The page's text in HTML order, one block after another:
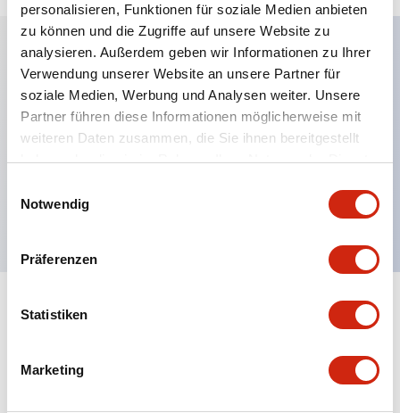
personalisieren, Funktionen für soziale Medien anbieten
zu können und die Zugriffe auf unsere Website zu
analysieren. Außerdem geben wir Informationen zu Ihrer
Verwendung unserer Website an unsere Partner für
soziale Medien, Werbung und Analysen weiter. Unsere
Partner führen diese Informationen möglicherweise mit
weiteren Daten zusammen, die Sie ihnen bereitgestellt
haben oder die sie im Rahmen Ihrer Nutzung der Dienste
Notwendig
Präferenzen
Statistiken
Marketing
Hauptmerkmale
Mehrfachbefestigung möglich
Schutzart IP65 (IEC60529)
Dokumente und Dateien
Genehmigungen & Standards